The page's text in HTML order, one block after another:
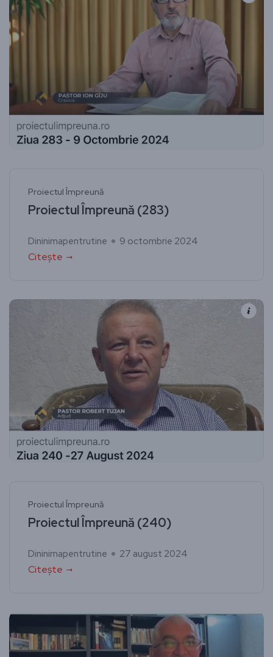
Proiectul Împreună
Proiectul Împreună (283)
Dininimapentrutine 9 octombrie 2024
Citește
Proiectul Împreună
Proiectul Împreună (240)
Dininimapentrutine 27 august 2024
Citește